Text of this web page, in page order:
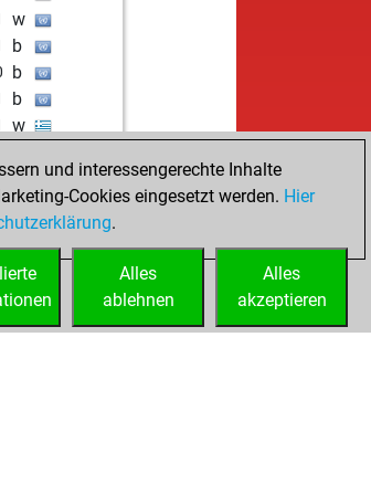
b
0 w
0
1 w
b
1 w
1 b
1 w
0 b
0 w
0 b
0 b
0 w
w
b
b
b
w
und interessengerechte Inhalte
Cookies eingesetzt werden. Hier
.
Alles
akzeptieren
Alles
ablehnen